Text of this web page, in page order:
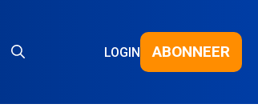
LOGIN ABONNEER